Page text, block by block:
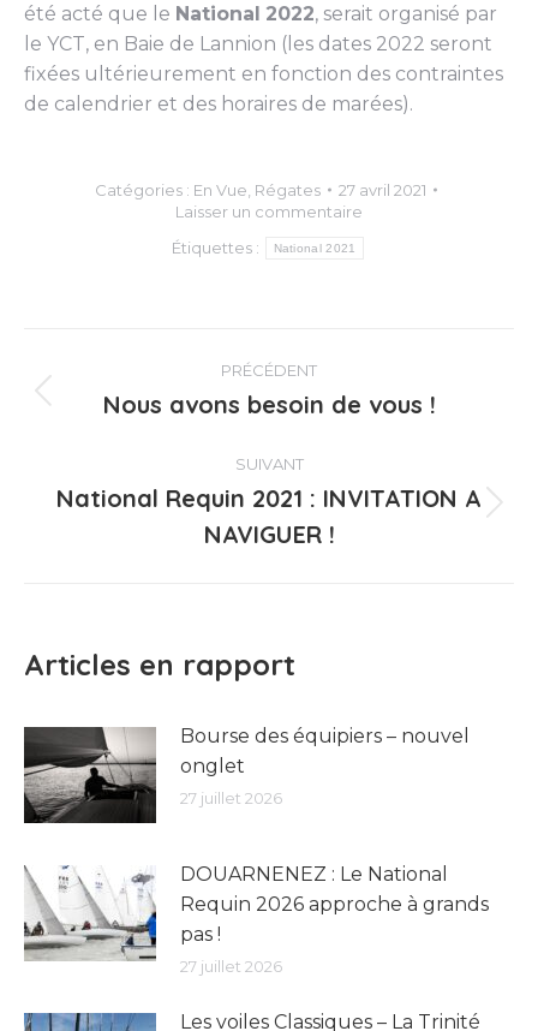
été acté que le National 2022, serait organisé par
le YCT, en Baie de Lannion (les dates 2022 seront
fixées ultérieurement en fonction des contraintes
de calendrier et des horaires de marées).
Catégories : En Vue Régates
27 avril 2021
Laisser un commentaire
Étiquettes :
National 2021
Navigation
article
PRÉCÉDENT
Article
:
Nous avons besoin de vous !
SUIVANT
suivant
National Requin 2021 : INVITATION A
NAVIGUER !
Articles en rapport
Bourse des équipiers – nouvel
onglet
27 juillet 2026
DOUARNENEZ : Le National
Requin 2026 approche à grands
pas !
27 juillet 2026
Les voiles Classiques – La Trinité